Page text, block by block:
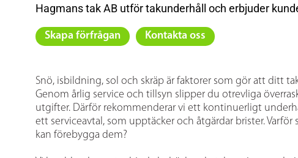
Hagmans tak AB utför takunderhåll och erbjuder
Skapa förfrågan Kontakta oss
Snö, isbildning, sol och skräp är faktorer som gör att ditt
Genom årlig service och tillsyn slipper du otrevliga
utgifter. Därför rekommenderar vi ett kontinuerligt
ett serviceavtal, som upptäcker och åtgärdar brister. Varför
kan förebygga dem?